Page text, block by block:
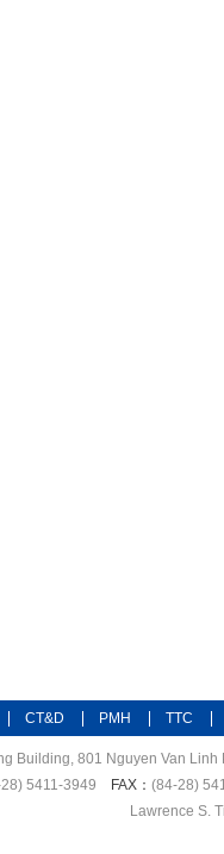
CT&D PMH TTC
Building, 801 Nguyen Van
5411-3949 FAX： (84-28)
Lawrence S.